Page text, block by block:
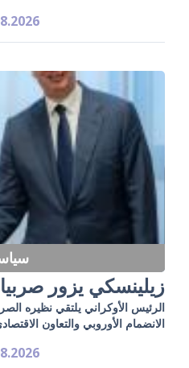
زيلينسكي يزور
الرئيس الأوكراني يلتقي نظيره
الانضمام الأوروبي والتعاون